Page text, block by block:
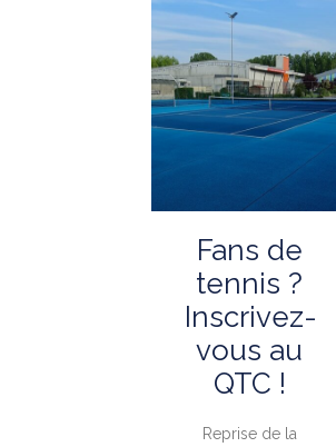
Fans de
tennis ?
Inscrivez-
vous au
QTC !
Reprise de la